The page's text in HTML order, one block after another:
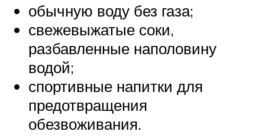
обычную воду без газа;
свежевыжатые соки,
разбавленные наполовину
водой;
спортивные напитки для
предотвращения
обезвоживания.